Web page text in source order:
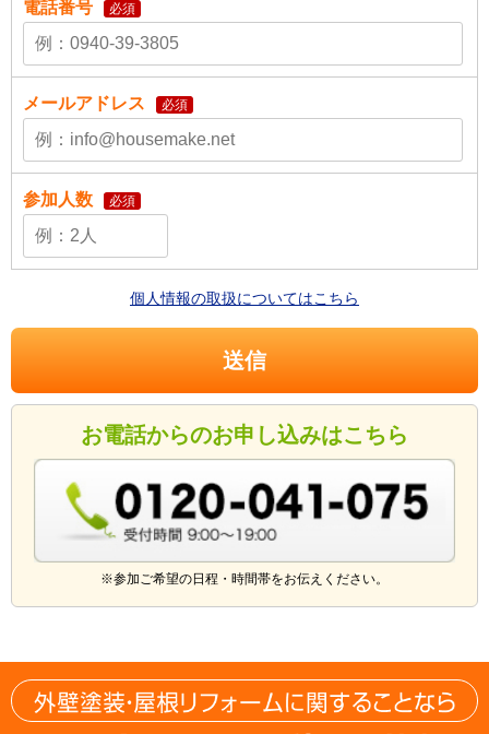
電話番号 必須
メールアドレス 必須
参加人数 必須
個人情報の取扱についてはこちら
お電話からのお申し込みはこちら
※参加ご希望の日程・時間帯をお伝えください。